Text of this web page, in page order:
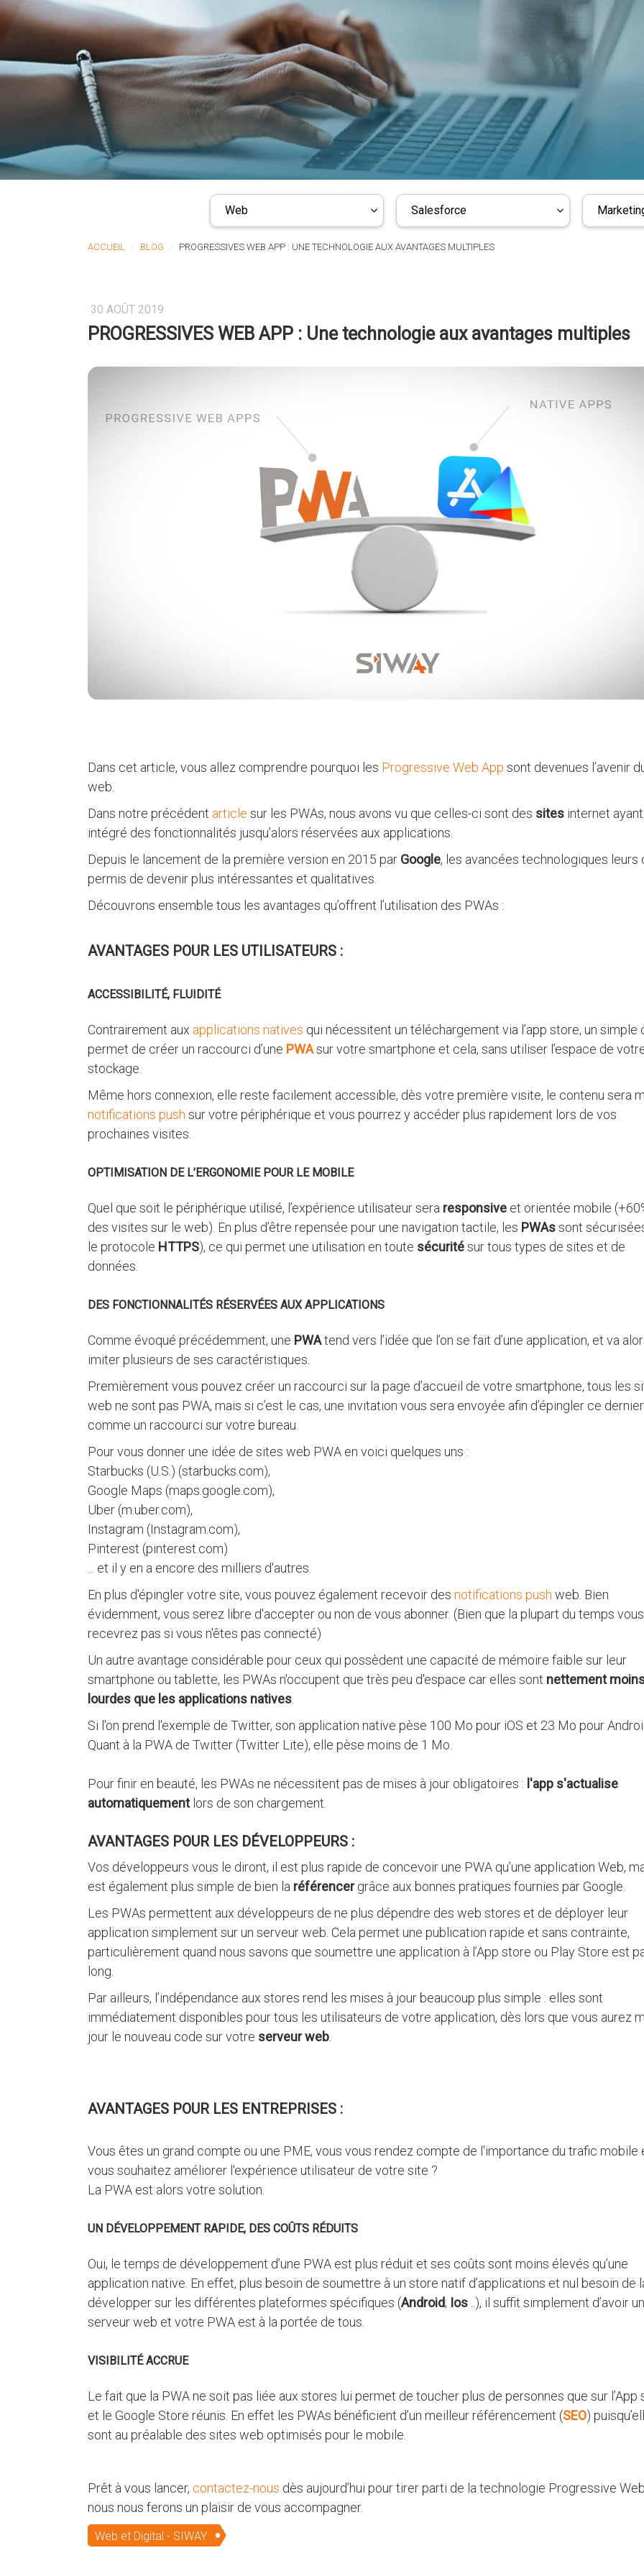
Web Salesforce
ACCUEIL BLOG PROGRESSIVES WEB APP : UNE TECHNOLOGIE AUX AVANTAGES MULTIPLES
30 AOÛT 2019
PROGRESSIVES WEB APP : Une technologie aux avantages multiples
Dans cet article, vous allez comprendre pourquoi les Progressive Web App sont devenues l’avenir
web.
Dans notre précédent article sur les PWAs, nous avons vu que celles-ci sont des sites internet ayant
intégré des fonctionnalités jusqu’alors réservées aux applications.
Depuis le lancement de la première version en 2015 par Google, les avancées technologiques leurs
permis de devenir plus intéressantes et qualitatives.
Découvrons ensemble tous les avantages qu’offrent l’utilisation des PWAs :
AVANTAGES POUR LES UTILISATEURS :
ACCESSIBILITÉ, FLUIDITÉ
Contrairement aux applications natives qui nécessitent un téléchargement via l’app store, un simple
permet de créer un raccourci d’une PWAsur votre smartphone et cela, sans utiliser l’espace de
stockage.
Même hors connexion, elle reste facilement accessible, dès votre première visite, le contenu sera
notifications push sur votre périphérique et vous pourrez y accéder plus rapidement lors de vos
prochaines visites.
OPTIMISATION DE L’ERGONOMIE POUR LE MOBILE
Quel que soit le périphérique utilisé, l’expérience utilisateur sera responsive et orientée mobile
des visites sur le web). En plus d’être repensée pour une navigation tactile, les PWAssont
le protocole HTTPS), ce qui permet une utilisation en toute sécuritésur tous types de sites et de
données.
DES FONCTIONNALITÉS RÉSERVÉES AUX APPLICATIONS
Comme évoqué précédemment, une PWAtend vers l’idée que l’on se fait d’une application, et va
imiter plusieurs de ses caractéristiques.
Premièrement vous pouvez créer un raccourci sur la page d’accueil de votre smartphone, tous les
web ne sont pas PWA, mais si c’est le cas, une invitation vous sera envoyée afin d’épingler ce dernier
comme un raccourci sur votre bureau.
Pour vous donner une idée de sites web PWA en voici quelques uns :
Starbucks (U.S.) (starbucks.com),
Google Maps (maps.google.com),
Uber (m.uber.com),
Instagram (Instagram.com),
Pinterest (pinterest.com)
... et il y en a encore des milliers d'autres.
En plus d'épingler votre site, vous pouvez également recevoir des notifications push web. Bien
évidemment, vous serez libre d'accepter ou non de vous abonner. (Bien que la plupart du temps vous
recevrez pas si vous n'êtes pas connecté)
Un autre avantage considérable pour ceux qui possèdent une capacité de mémoire faible sur leur
smartphone ou tablette, les PWAs n'occupent que très peu d'espace car elles sont nettement
lourdes que les applications natives.
Si l'on prend l'exemple de Twitter, son application native pèse 100 Mo pour iOS et 23 Mo pour
Quant à la PWA de Twitter (Twitter Lite), elle pèse moins de 1 Mo.
Pour finir en beauté, les PWAs ne nécessitent pas de mises à jour obligatoires : l'app s'actualise
automatiquementlors de son chargement.
AVANTAGES POUR LES DÉVELOPPEURS :
Vos développeurs vous le diront, il est plus rapide de concevoir une PWA qu’une application Web,
est également plus simple de bien la référencergrâce aux bonnes pratiques fournies par Google.
Les PWAs permettent aux développeurs de ne plus dépendre des web stores et de déployer leur
application simplement sur un serveur web. Cela permet une publication rapide et sans contrainte,
particulièrement quand nous savons que soumettre une application à l’App store ou Play Store est
long.
Par ailleurs, l’indépendance aux stores rend les mises à jour beaucoup plus simple : elles sont
immédiatement disponibles pour tous les utilisateurs de votre application, dès lors que vous aurez
jour le nouveau code sur votre serveur web
AVANTAGES POUR LES ENTREPRISES :
Vous êtes un grand compte ou une PME, vous vous rendez compte de l'importance du trafic mobile
vous souhaitez améliorer l'expérience utilisateur de votre site ?
La PWA est alors votre solution.
UN DÉVELOPPEMENT RAPIDE, DES COÛTS RÉDUITS
Oui, le temps de développement d’une PWA est plus réduit et ses coûts sont moins élevés qu’une
application native. En effet, plus besoin de soumettre à un store natif d’applications et nul besoin de
développer sur les différentes plateformes spécifiques (Android; Ios ..), il suffit simplement d’avoir un
serveur web et votre PWA est à la portée de tous.
VISIBILITÉ ACCRUE
Le fait que la PWA ne soit pas liée aux stores lui permet de toucher plus de personnes que sur l’App
et le Google Store réunis. En effet les PWAs bénéficient d’un meilleur référencement (SEO)
sont au préalable des sites web optimisés pour le mobile.
Prêt à vous lancer, contactez-nous dès aujourd’hui pour tirer parti de la technologie Progressive
nous nous ferons un plaisir de vous accompagner.
Web et Digital - SIWAY